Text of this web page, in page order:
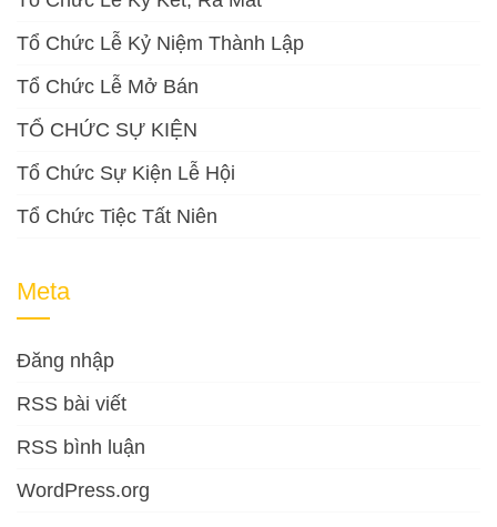
Tổ Chức Lễ Kỷ Niệm Thành Lập
Tổ Chức Lễ Mở Bán
TỔ CHỨC SỰ KIỆN
Tổ Chức Sự Kiện Lễ Hội
Tổ Chức Tiệc Tất Niên
Meta
Đăng nhập
RSS bài viết
RSS bình luận
WordPress.org